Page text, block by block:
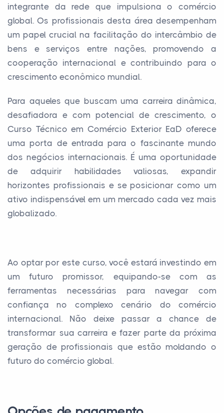
integrante da rede que impulsiona o comércio
global. Os profissionais desta área desempenham
um papel crucial na facilitação do intercâmbio de
bens e serviços entre nações, promovendo a
cooperação internacional e contribuindo para o
crescimento econômico mundial.
Para aqueles que buscam uma carreira dinâmica,
desafiadora e com potencial de crescimento, o
Curso Técnico em Comércio Exterior EaD oferece
uma porta de entrada para o fascinante mundo
dos negócios internacionais. É uma oportunidade
de adquirir habilidades valiosas, expandir
horizontes profissionais e se posicionar como um
ativo indispensável em um mercado cada vez mais
globalizado.
Ao optar por este curso, você estará investindo em
um futuro promissor, equipando-se com as
ferramentas necessárias para navegar com
confiança no complexo cenário do comércio
internacional. Não deixe passar a chance de
transformar sua carreira e fazer parte da próxima
geração de profissionais que estão moldando o
futuro do comércio global.